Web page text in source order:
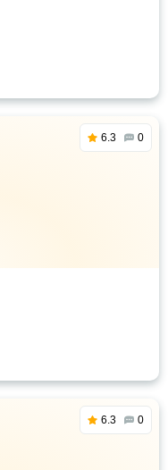
6.3 0
6.3 0